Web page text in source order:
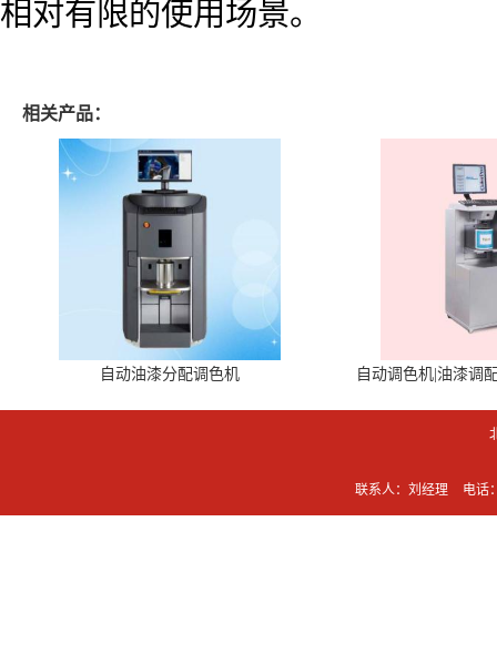
相对有限的使用场景。
相关产品：
自动油漆分配调色机 自动调色机|油漆调
联系人：刘经理 电话